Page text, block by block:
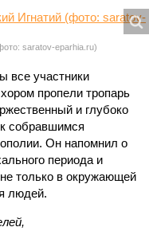
saratov-eparhia.ru)
все участники
пропели тропарь
и глубоко
собравшимся
Он напомнил о
периода и
только в окружающей
людей.